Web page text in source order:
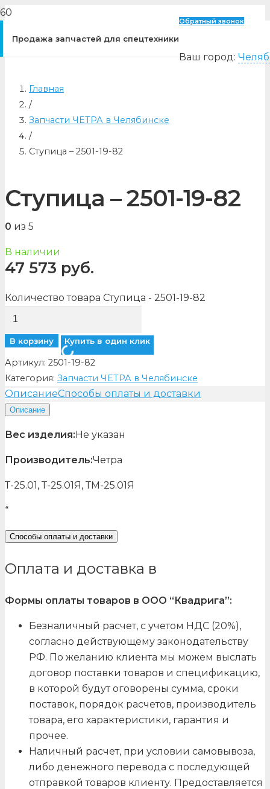
Продажа запчастей для спецтехники
Обратный звонок
Ваш город:
Главная
/
Запчасти ЧЕТРА в Челябинске
/
Ступица – 2501-19-82
Ступица – 2501-19-82
0 из 5
В наличии
47 573 руб.
Количество товара Ступица - 2501-19-82
В корзину Купить в один клик
Артикул: 2501-19-82
Категория: Запчасти ЧЕТРА в Челябинске
ОписаниеСпособы оплаты и доставки
Описание
Вес изделия:Не указан
Производитель:Четра
Т-25.01, Т-25.01Я, ТМ-25.01Я
“
Способы оплаты и доставки
Оплата и доставка в
Формы оплаты товаров в ООО “Квадрига”:
Безналичный расчет, с учетом НДС (20%),
согласно действующему законодательству
РФ. По желанию клиента мы можем выслать
договор поставки товаров и спецификацию,
в которой будут оговорены сумма, сроки
поставок, порядок расчетов, производитель
товара, его характеристики, гарантия и
прочее.
Наличный расчет, при условии самовывоза,
либо денежного перевода с последующей
отправкой товаров клиенту. Предоставляется